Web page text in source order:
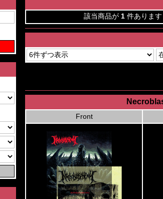
該当商品が 1 件あります
Front